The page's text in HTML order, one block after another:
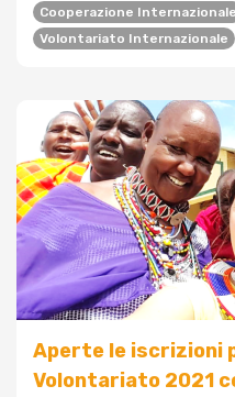
Cooperazione Internazionale
Volontariato Internazionale
Aperte le iscrizioni
Volontariato 2021